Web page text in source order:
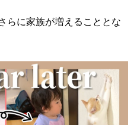
らに家族が増えることとな